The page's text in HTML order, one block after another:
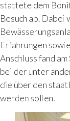
stattete dem
Besuch ab. Dabei
Erfahrungen
Anschluss fand
bei der unter
die über den
werden sollen.